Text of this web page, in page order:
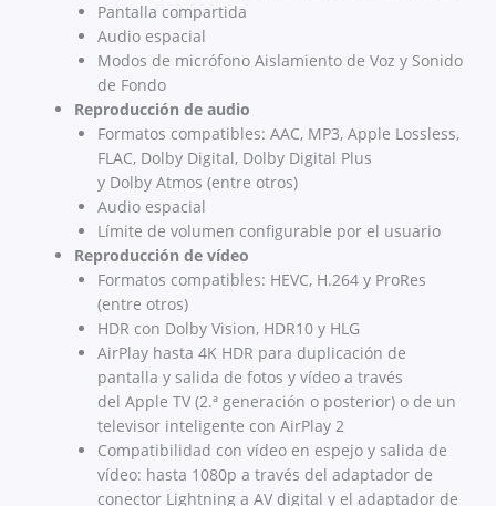
Pantalla compartida
Audio espacial
Modos de micrófono Aislamiento de Voz y Sonido
de Fondo
Reproducción de audio
Formatos compatibles: AAC, MP3, Apple Lossless,
FLAC, Dolby Digital, Dolby Digital Plus
y Dolby Atmos (entre otros)
Audio espacial
Límite de volumen configurable por el usuario
Reproducción de vídeo
Formatos compatibles: HEVC, H.264 y ProRes
(entre otros)
HDR con Dolby Vision, HDR10 y HLG
AirPlay hasta 4K HDR para duplicación de
pantalla y salida de fotos y vídeo a través
del Apple TV (2.ª generación o posterior) o de un
televisor inteligente con AirPlay 2
Compatibilidad con vídeo en espejo y salida de
vídeo: hasta 1080p a través del adaptador de
conector Lightning a AV digital y el adaptador de